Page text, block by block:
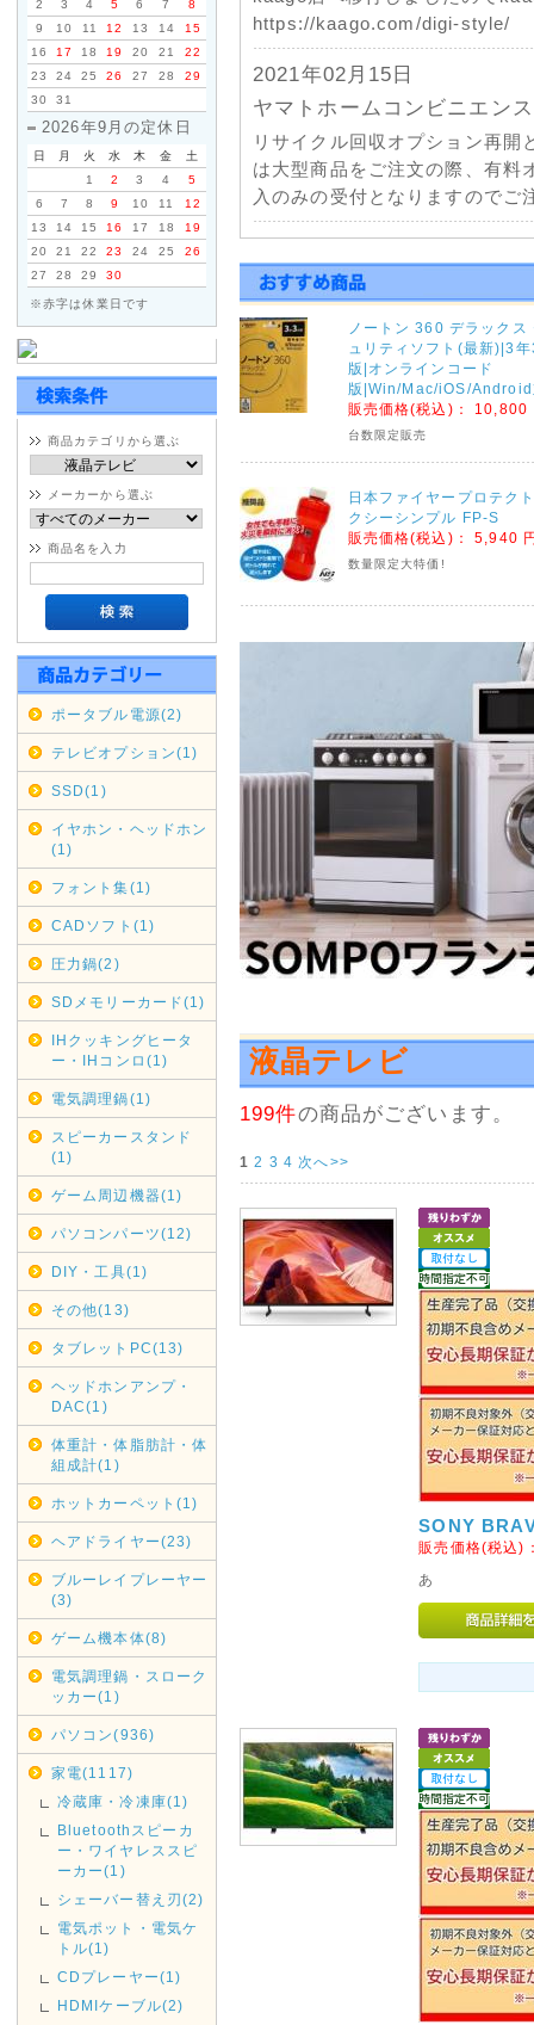
2
3 4 5 6 7
8
9
10 11 12 13 14
15
16
17 18 19 20 21
22
23
24 25 26 27 28
29
30
31
2026年9月の定休日
日 月 火 水 木 金
土
1
2 3 4
5
6
7 8 9 10 11
12
13
14 15 16 17 18
19
20
21 22 23 24 25
26
27
28 29 30
※赤字は休業日です
商品カテゴリから選ぶ
メーカーから選ぶ
商品名を入力
ポータブル電源(2)
テレビオプション(1)
SSD(1)
イヤホン・ヘッドホン
(1)
フォント集(1)
CADソフト(1)
圧力鍋(2)
SDメモリーカード(1)
IHクッキングヒータ
ー・IHコンロ(1)
電気調理鍋(1)
スピーカースタンド
(1)
ゲーム周辺機器(1)
パソコンパーツ(12)
DIY・工具(1)
その他(13)
タブレットPC(13)
ヘッドホンアンプ・
DAC(1)
体重計・体脂肪計・体
組成計(1)
ホットカーペット(1)
ヘアドライヤー(23)
ブルーレイプレーヤー
(3)
ゲーム機本体(8)
電気調理鍋・スローク
ッカー(1)
パソコン(936)
家電(1117)
冷蔵庫・冷凍庫(1)
Bluetoothスピーカ
ー・ワイヤレススピ
ーカー(1)
シェーバー替え刃(2)
電気ポット・電気ケ
トル(1)
CDプレーヤー(1)
HDMIケーブル(2)
https://kaago.com/digi-style/
2021年02月15日
ヤマトホームコンビニエン
リサイクル回収オプション再開
は大型商品をご注文の際、有料
入のみの受付となりますのでご
佐川急便一部地域配送停止
天候不良による配送の遅延につ
部地域で発送遅延・停止が発生
くださいませ。
2020年09月04日
ヤマトホームコンビニエンス・
連絡がございましたのでご注文
ヤマトホームコンビニエンス
※大型・超大型商品対象
佐賀県・大分県・熊本県全域
福岡県・長崎県 全域 9月6日(
期間変更の可能性もございま
佐川急便の集荷・配達停止期間
九州全域 9月5日(土)～9月6日(
中国・四国 9月5日(土)～9月6
期間変更の可能性もございます
沖縄・北海道・離島の代引
本日2020/07/16をもちまして沖
せていただきます。
縄・北海道・離島からのご注文
送料金負担が看過できない状況
その為上記地域からの代引きで
であしからずご了承くださいま
銀行振り込みでのご注文は受け
2020年05月01日
リサイクル回収業務一時休
契約配送業者ヤマトホームコ
けまして、弊社では現在リサ
各自治体へご連絡・ご依頼くだ
再開次第お知らせいたします。
カレンダーに反映しましたの
尚、大型商品・超大型商品は
G20大阪サミット開催に伴い
G20大阪サミット開催に伴い、
通規制がございます。その為
は、翌着指定をされましても届
がございましたのでご指定され
お、時間指定も出来ませんの
みずほ銀行取扱い終了のお
みずほ銀行取扱い終了いたし
ノートン 360 デラックス
ュリティソフト(最新)|3
版|オンラインコード
版|Win/Mac/iOS/Android
販売価格(税込)： 10,800
台数限定販売
日本ファイヤープロテク
クシーシンプル FP-S
販売価格(税込)：5,940
数量限定大特価!
液晶テレビ
199件の商品がございます。
1 2 3 4 次へ>>
SONY
販売価格(税込)
あ